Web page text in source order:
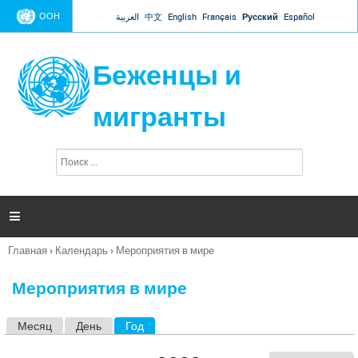
Jump to navigation
ООН العربية 中文 English Français Русский Español
Беженцы и
мигранты
п
и

Вы
Главная › Календарь › Мероприятия в мире
Мероприятия в мире
Месяц День Год